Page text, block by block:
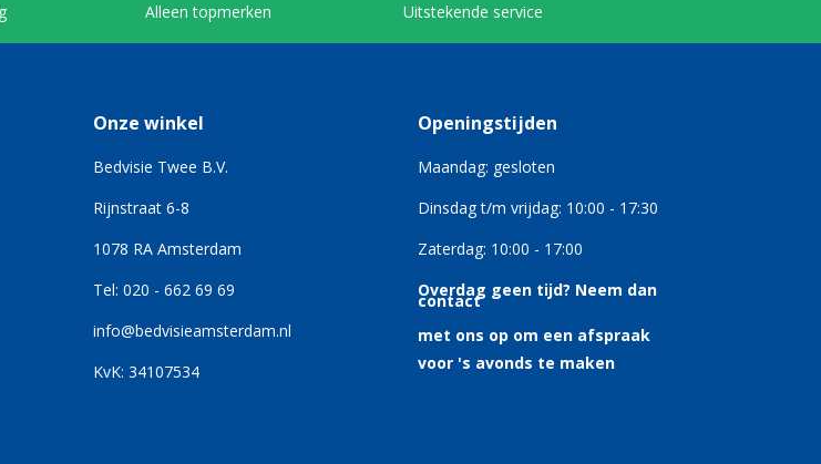
Alleen topmerken Uitstekende service
Onze winkel
Bedvisie Twee B.V.
Rijnstraat 6-8
1078 RA Amsterdam
Tel: 020 - 662 69 69
info@bedvisieamsterdam.nl
KvK: 34107534
Openingstijden
Maandag: gesloten
Dinsdag t/m vrijdag: 10:00 - 17:30
Zaterdag: 10:00 - 17:00
Overdag geen tijd? Neem dan
contact
met ons op om een afspraak
voor 's avonds te maken